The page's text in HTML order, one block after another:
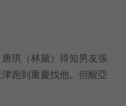
琪（林黛）得知男友張
跑到重慶找他。但醒亞
莊（丁紅）訂婚，後來